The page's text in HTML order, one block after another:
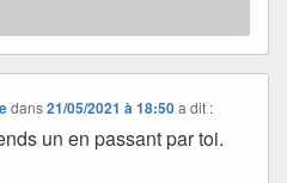
dans21/05/2021 à 18:50 a dit :
un en passant par toi.